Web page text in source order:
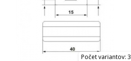
Počet variantov: 3